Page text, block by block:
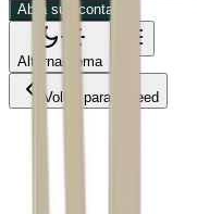
Abra sua conta
Alternar tema
Voltar para o Feed